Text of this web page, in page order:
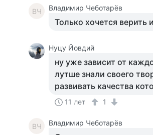
ВЧ Владимир Чеботарёв
Только хочется верить
Нуцу Йовдий
ну уже зависит от
лутше знали своего
развивать качества
11 лет 1
ВЧ Владимир Чеботарёв